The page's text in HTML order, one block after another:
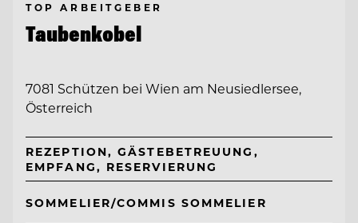
TOP ARBEITGEBER
Taubenkobel
7081 Schützen bei Wien am Neusiedlersee,
Österreich
REZEPTION, GÄSTEBETREUUNG,
EMPFANG, RESERVIERUNG
SOMMELIER/COMMIS SOMMELIER